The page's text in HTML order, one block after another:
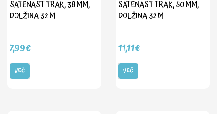
SATENAST TRAK, 38 MM,
DOLŽINA 32 M
7,99€
VEČ
SATENAST TRAK, 50 MM,
DOLŽINA 32 M
11,11€
VEČ